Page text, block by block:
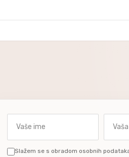
Slažem se s obradom osobnih